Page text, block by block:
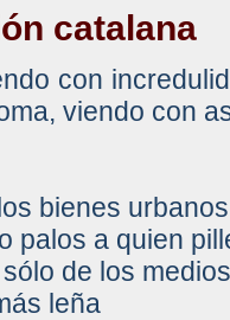
catalana
con
viendo con
bienes urbanos
palos a quien
de los
leña